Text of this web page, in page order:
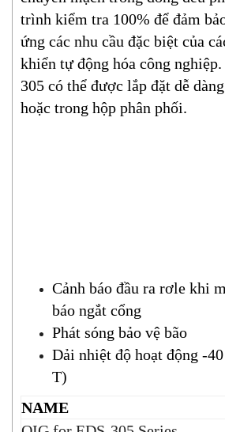
trình kiểm tra 100% để đảm
ứng các nhu cầu đặc biệt của
khiển tự động hóa công nghiệp.
305 có thể được lắp đặt dễ
hoặc trong hộp phân phối.
Cảnh báo đầu ra rơle khi
báo ngắt cổng
Phát sóng bảo vệ bão
Dải nhiệt độ hoạt động -
T)
NAME